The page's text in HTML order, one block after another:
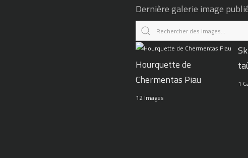
Dernière galerie image
Hourquette de
Chermentas Piau
12 Images
1